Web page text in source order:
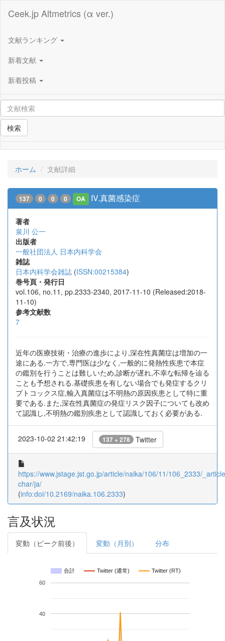
Ceek.jp Altmetrics (α ver.)
文献ランキング
新着文献
新着投稿
検索
ホーム 文献詳細
137 0 0 0 OA IV.真菌感染症
著者
泉川 公一
出版者
一般社団法人 日本内科学会
雑誌
日本内科学会雑誌 (ISSN:00215384)
巻号頁・発行日
vol.106, no.11, pp.2333-2340, 2017-11-10 (Released:2018-
11-10)
参考文献数
7
近年の医療技術・治療の進歩により,深在性真菌症は増加の一
途にある.一方で,専門医は少なく,一般的に発熱性疾患で本症
の鑑別を行うことは難しいため,診断が遅れ,不幸な転帰を辿る
ことも予想される.基礎疾患を有しない場合でも発症するクリ
プトコックス症,輸入真菌症は不明熱の原因疾患として特に重
要である.また,深在性真菌症の発症リスク因子についても改め
て認識し,不明熱の鑑別疾患として認識しておく必要がある.
2023-10-02 21:42:19 137 + 278 Twitter
https://www.jstage.jst.go.jp/article/naika/106/11/106_2333/
char/ja/
(info:doi/10.2169/naika.106.2333)
言及状況
変動（ピーク前後） 変動（月別） 分布
合計 Twitter (通常) Twitter (RT)
40
60